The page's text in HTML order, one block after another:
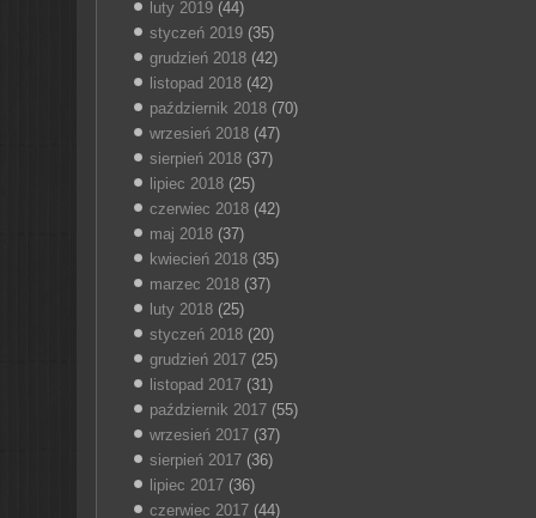
luty 2019(44)
styczeń 2019(35)
grudzień 2018(42)
listopad 2018(42)
październik 2018(70)
wrzesień 2018(47)
sierpień 2018(37)
lipiec 2018(25)
czerwiec 2018(42)
maj 2018(37)
kwiecień 2018(35)
marzec 2018(37)
luty 2018(25)
styczeń 2018(20)
grudzień 2017(25)
listopad 2017(31)
październik 2017(55)
wrzesień 2017(37)
sierpień 2017(36)
lipiec 2017(36)
czerwiec 2017(44)